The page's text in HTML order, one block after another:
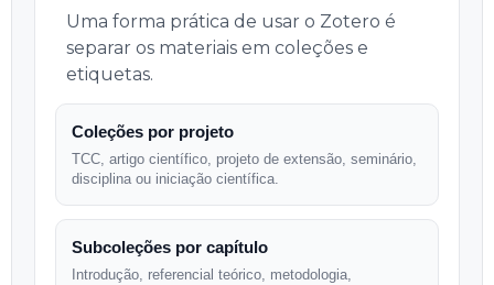
Uma forma prática de usar o Zotero é
separar os materiais em coleções e
etiquetas.
Coleções por projeto
TCC, artigo científico, projeto de extensão, seminário,
disciplina ou iniciação científica.
Subcoleções por capítulo
Introdução, referencial teórico, metodologia,